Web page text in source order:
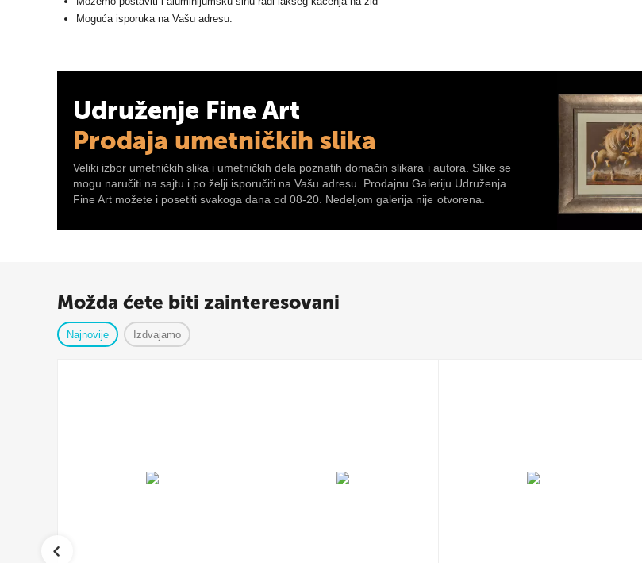
Moguća isporuka na Vašu adresu.
Udruženje Fine Art
Prodaja umetničkih slika
Veliki izbor umetničkih slika i umetničkih dela poznatih domačih slikara i autora. Slike se
mogu naručiti na sajtu i po želji isporučiti na Vašu adresu. Prodajnu Galeriju Udruženja
Fine Art možete i posetiti svakoga dana od 08-20. Nedeljom galerija nije otvorena.
Možda ćete biti zainteresovani
Najnovije Izdvajamo